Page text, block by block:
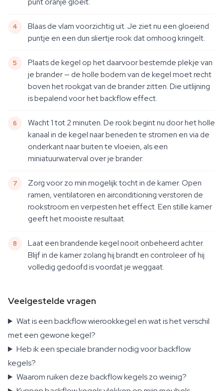
Blaas de vlam voorzichtig uit. Je ziet nu een gloeiend
puntje en een dun sliertje rook dat omhoog kringelt.
Plaats de kegel op het daarvoor bestemde plekje van
je brander — de holle bodem van de kegel moet recht
boven het rookgat van de brander zitten. Die uitlijning
is bepalend voor het backflow effect.
Wacht 1 tot 2 minuten. De rook begint nu door het holle
kanaal in de kegel naar beneden te stromen en via de
onderkant naar buiten te vloeien, als een
miniatuurwaterval over je brander.
Zorg voor zo min mogelijk tocht in de kamer. Open
ramen, ventilatoren en airconditioning verstoren de
rookstroom en verpesten het effect. Een stille kamer
geeft het mooiste resultaat.
Laat een brandende kegel nooit onbeheerd achter.
Blijf in de kamer zolang hij brandt en controleer of hij
volledig gedoofd is voordat je weggaat.
Veelgestelde vragen
Wat is een backflow wierookkegel en wat is het verschil
met een gewone kegel?
Heb ik een speciale brander nodig voor backflow
kegels?
Waarom ruiken deze backflow kegels zo weinig?